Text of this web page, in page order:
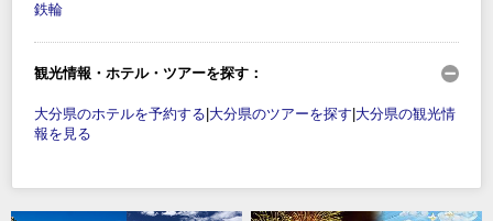
鉄輪
観光情報・ホテル・ツアーを探す：
大分県のホテルを予約する 大分県のツアーを探す 大分県の観光情
報を見る